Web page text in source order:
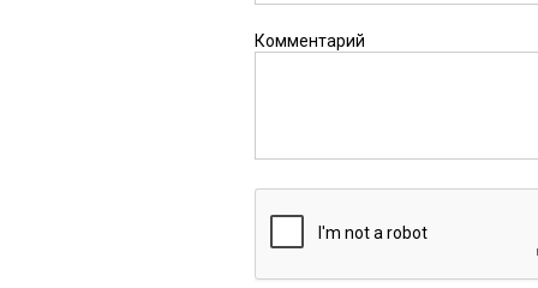
которого склады
газельки скупщиков
Комментарий